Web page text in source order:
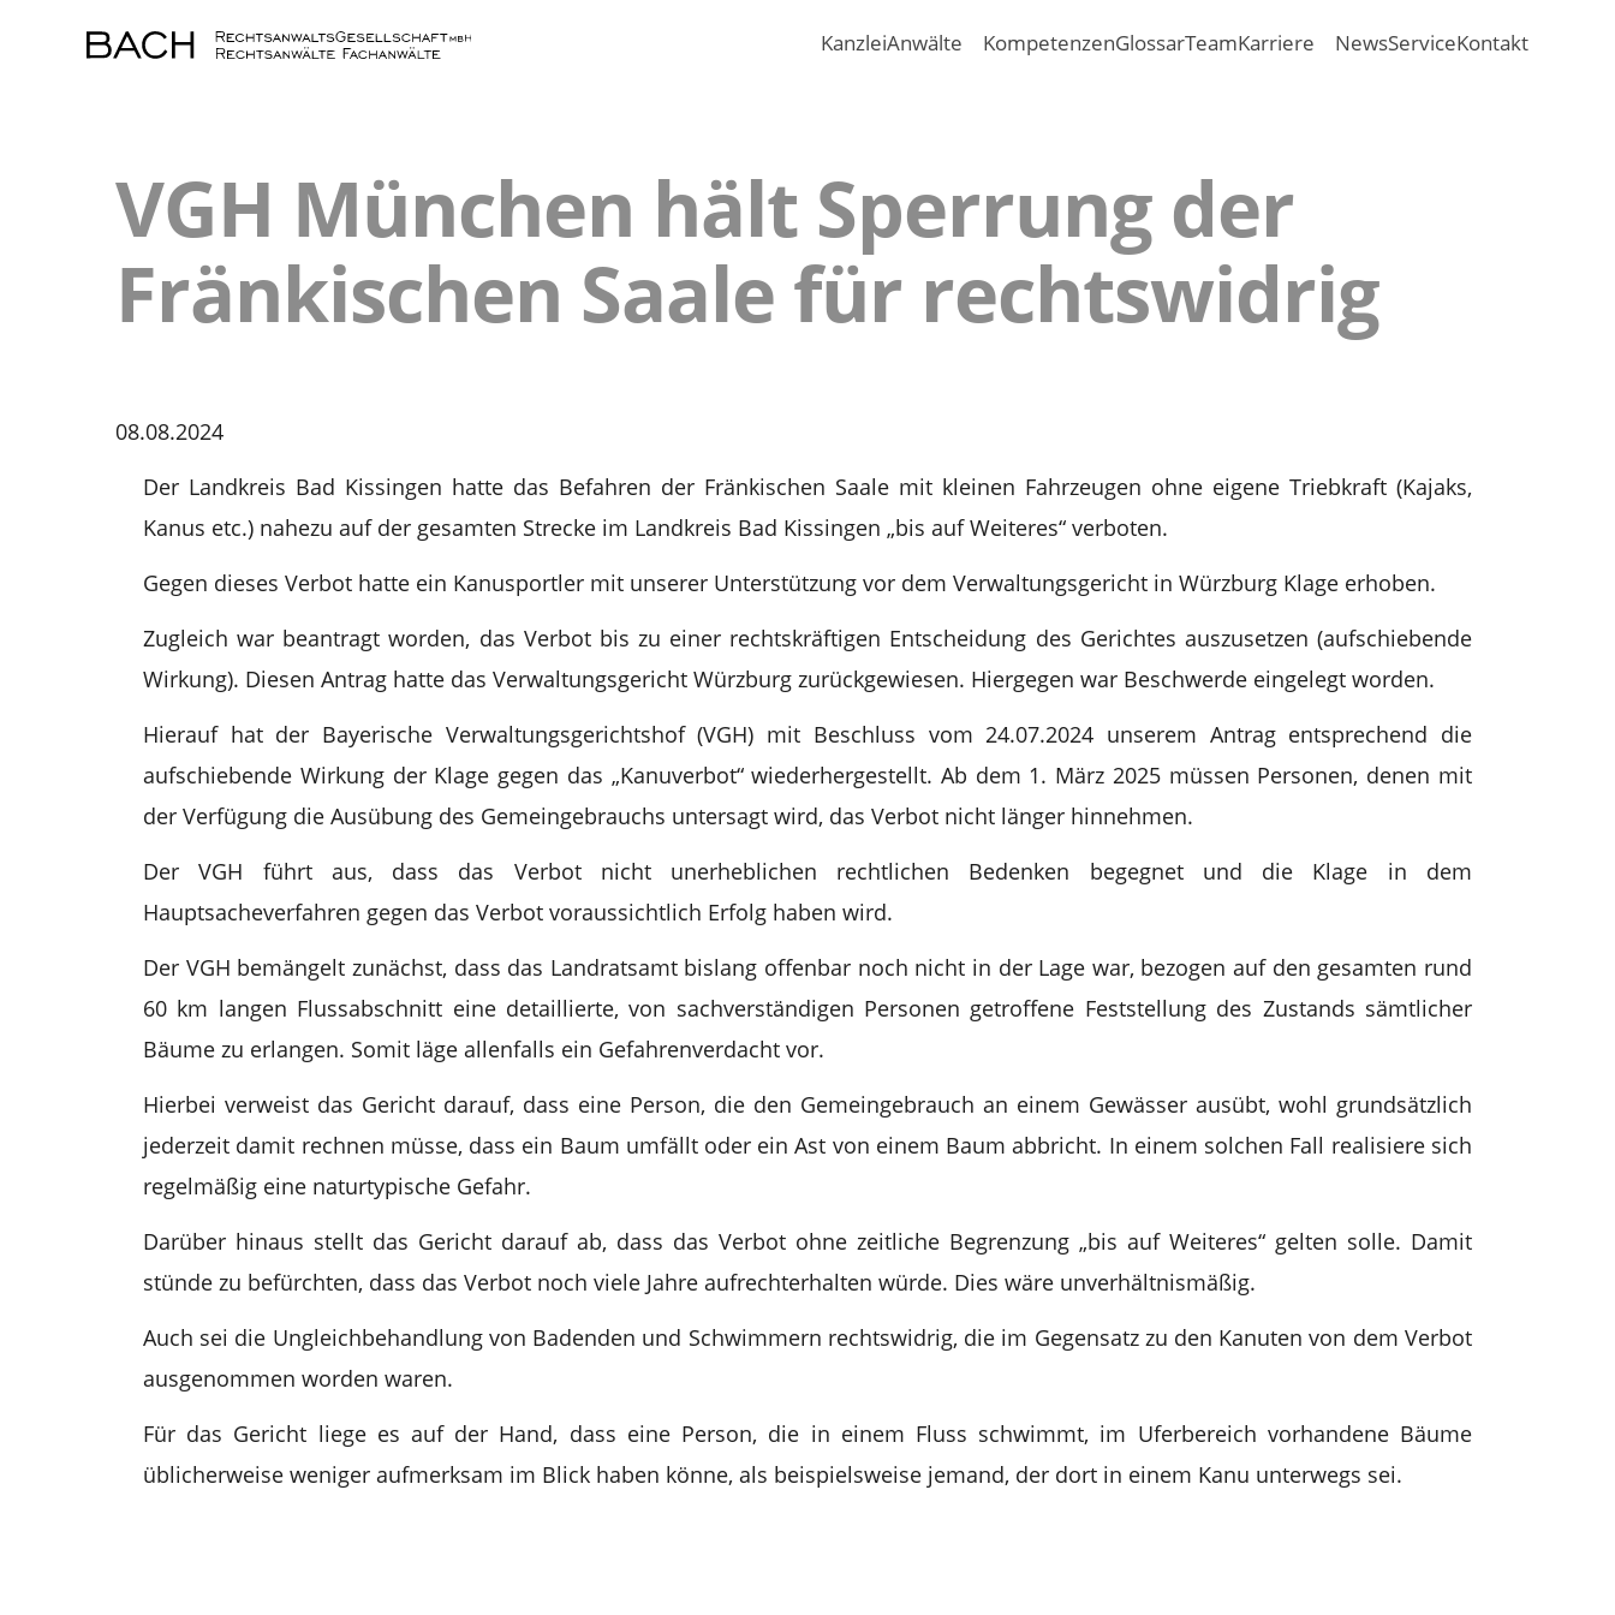
KanzleiAnwälte KompetenzenGlossarTeamKarriere NewsServiceKontakt
VGH München hält Sperrung der
Fränkischen Saale für rechtswidrig
08.08.2024
Der Landkreis Bad Kissingen hatte das Befahren der Fränkischen Saale mit kleinen Fahrzeugen ohne eigene Triebkraft (Kajaks,
Kanus etc.) nahezu auf der gesamten Strecke im Landkreis Bad Kissingen „bis auf Weiteres“ verboten.
Gegen dieses Verbot hatte ein Kanusportler mit unserer Unterstützung vor dem Verwaltungsgericht in Würzburg Klage erhoben.
Zugleich war beantragt worden, das Verbot bis zu einer rechtskräftigen Entscheidung des Gerichtes auszusetzen (aufschiebende
Wirkung). Diesen Antrag hatte das Verwaltungsgericht Würzburg zurückgewiesen. Hiergegen war Beschwerde eingelegt worden.
Hierauf hat der Bayerische Verwaltungsgerichtshof (VGH) mit Beschluss vom 24.07.2024 unserem Antrag entsprechend die
aufschiebende Wirkung der Klage gegen das „Kanuverbot“ wiederhergestellt. Ab dem 1. März 2025 müssen Personen, denen mit
der Verfügung die Ausübung des Gemeingebrauchs untersagt wird, das Verbot nicht länger hinnehmen.
Der VGH führt aus, dass das Verbot nicht unerheblichen rechtlichen Bedenken begegnet und die Klage in dem
Hauptsacheverfahren gegen das Verbot voraussichtlich Erfolg haben wird.
Der VGH bemängelt zunächst, dass das Landratsamt bislang offenbar noch nicht in der Lage war, bezogen auf den gesamten rund
60 km langen Flussabschnitt eine detaillierte, von sachverständigen Personen getroffene Feststellung des Zustands sämtlicher
Bäume zu erlangen. Somit läge allenfalls ein Gefahrenverdacht vor.
Hierbei verweist das Gericht darauf, dass eine Person, die den Gemeingebrauch an einem Gewässer ausübt, wohl grundsätzlich
jederzeit damit rechnen müsse, dass ein Baum umfällt oder ein Ast von einem Baum abbricht. In einem solchen Fall realisiere sich
regelmäßig eine naturtypische Gefahr.
Darüber hinaus stellt das Gericht darauf ab, dass das Verbot ohne zeitliche Begrenzung „bis auf Weiteres“ gelten solle. Damit
stünde zu befürchten, dass das Verbot noch viele Jahre aufrechterhalten würde. Dies wäre unverhältnismäßig.
Auch sei die Ungleichbehandlung von Badenden und Schwimmern rechtswidrig, die im Gegensatz zu den Kanuten von dem Verbot
ausgenommen worden waren.
Für das Gericht liege es auf der Hand, dass eine Person, die in einem Fluss schwimmt, im Uferbereich vorhandene Bäume
üblicherweise weniger aufmerksam im Blick haben könne, als beispielsweise jemand, der dort in einem Kanu unterwegs sei.